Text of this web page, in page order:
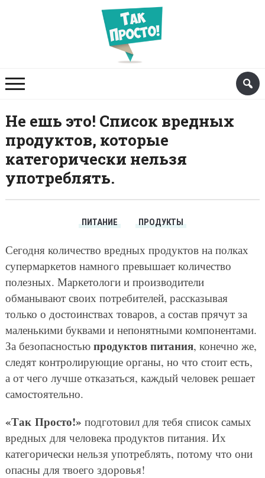
Не ешь это! Список вредных
продуктов, которые
категорически нельзя
употреблять.
ПИТАНИЕ ПРОДУКТЫ
Сегодня количество вредных продуктов на полках
супермаркетов намного превышает количество
полезных. Маркетологи и производители
обманывают своих потребителей, рассказывая
только о достоинствах товаров, а состав прячут за
маленькими буквами и непонятными компонентами.
За безопасностью продуктов питания, конечно же,
следят контролирующие органы, но что стоит есть,
а от чего лучше отказаться, каждый человек решает
самостоятельно.
«Так Просто!» подготовил для тебя список самых
вредных для человека продуктов питания. Их
категорически нельзя употреблять, потому что они
опасны для твоего здоровья!